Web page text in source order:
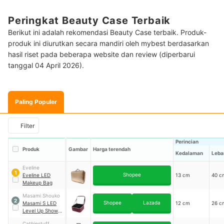
Peringkat Beauty Case Terbaik
Berikut ini adalah rekomendasi Beauty Case terbaik. Produk-
produk ini diurutkan secara mandiri oleh mybest berdasarkan
hasil riset pada beberapa website dan review (diperbarui
tanggal 04 April 2026).
Paling Populer
Filter
Produk Gambar Harga terendah
Perincian
Kedalaman
1
Eveline
Eveline LED
Makeup Bag
Shopee 13 cm 40
2
Masami Shouko
Masami S LED
Level Up Show
Shopee Lazada 12 cm 26